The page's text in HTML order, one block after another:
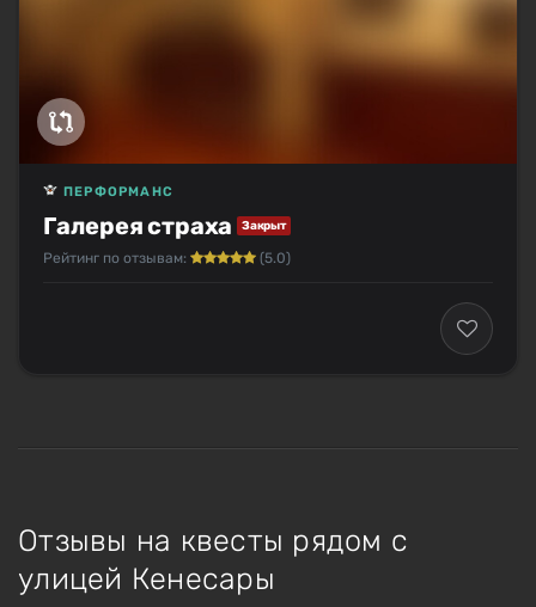
Галерея страха Закрыт
ПЕРФОРМАНС
Рейтинг по отзывам: (5.0)
Отзывы на квесты рядом с
улицей Кенесары